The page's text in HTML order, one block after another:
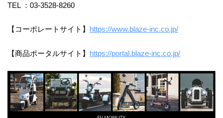
TEL ：03-3528-8260
【コーポレートサイト】 https://www.blaze-inc.co.jp/
【商品ポータルサイト】 https://portal.blaze-inc.co.jp/